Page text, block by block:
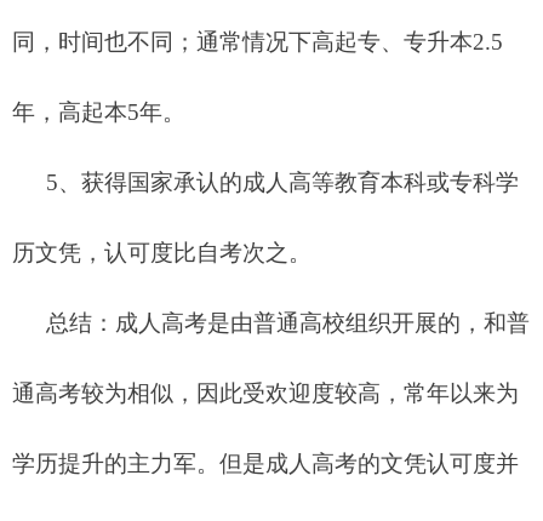
同，时间也不同；通常情况下高起专、专升本2.5
年，高起本5年。
5、获得国家承认的成人高等教育本科或专科学
历文凭，认可度比自考次之。
总结：成人高考是由普通高校组织开展的，和普
通高考较为相似，因此受欢迎度较高，常年以来为
学历提升的主力军。但是成人高考的文凭认可度并